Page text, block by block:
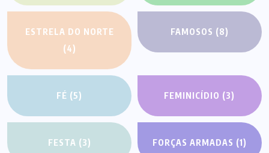
ESTRELA DO NORTE
(4)
FAMOSOS (8)
FÉ (5) FEMINICÍDIO (3)
FESTA (3) FORÇAS ARMADAS (1)